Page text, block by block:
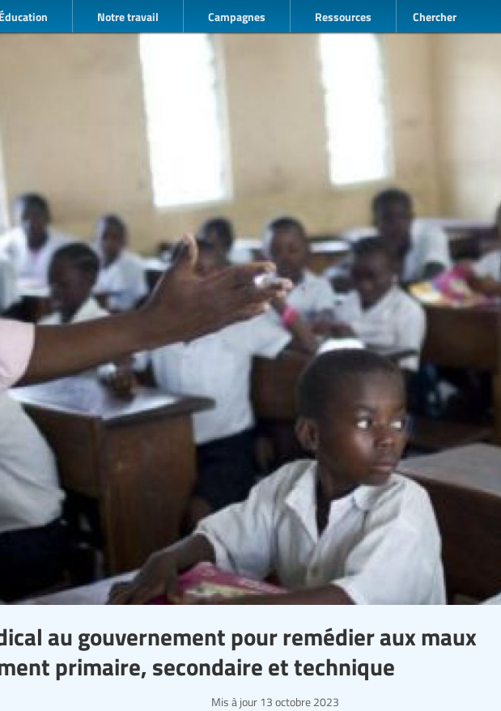
Notre travail Campagnes Ressources Chercher
au gouvernement pour remédier aux maux
primaire, secondaire et technique
Mis à jour 13 octobre 2023